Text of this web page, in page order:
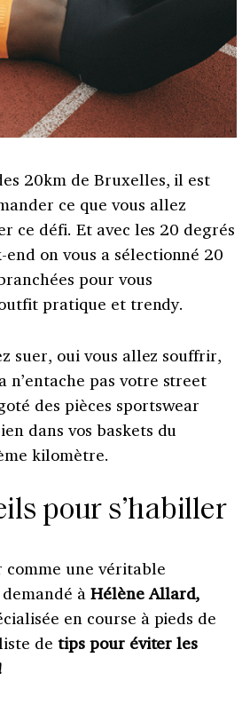
20km de Bruxelles, il est
ce que vous allez
ce défi. Et avec les 20 degrés
end on vous a sélectionné 20
pour vous
pratique et trendy.
suer, oui vous allez souffrir,
n’entache pas votre street
des pièces sportswear
dans vos baskets du
kilomètre.
pour s’habiller
comme une véritable
à Hélène Allard,
en course à pieds de
detips pour éviter les